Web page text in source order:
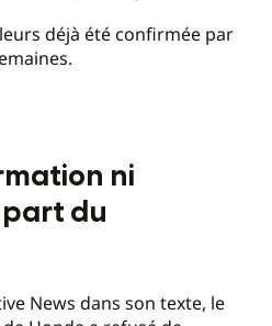
déjà été confirmée par
ni
du
News dans son texte, le